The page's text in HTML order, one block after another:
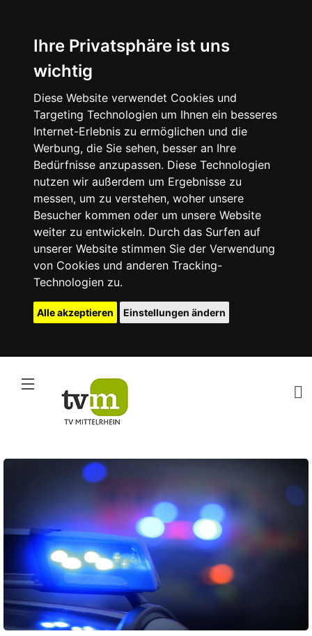
Ihre Privatsphäre ist uns
wichtig
Diese Website verwendet Cookies und
Targeting Technologien um Ihnen ein besseres
Internet-Erlebnis zu ermöglichen und die
Werbung, die Sie sehen, besser an Ihre
Bedürfnisse anzupassen. Diese Technologien
nutzen wir außerdem um Ergebnisse zu
messen, um zu verstehen, woher unsere
Besucher kommen oder um unsere Website
weiter zu entwickeln. Durch das Surfen auf
unserer Website stimmen Sie der Verwendung
von Cookies und anderen Tracking-
Technologien zu.
Alle akzeptieren Einstellungen ändern